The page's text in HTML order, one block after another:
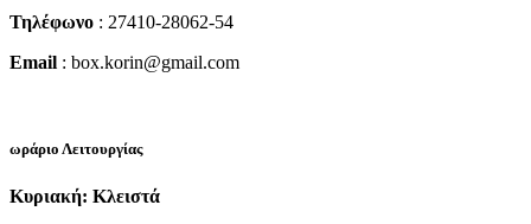
Τηλέφωνο : 27410-28062-54
Email : box.korin@gmail.com
ωράριο Λειτουργίας
Κυριακή: Κλειστά